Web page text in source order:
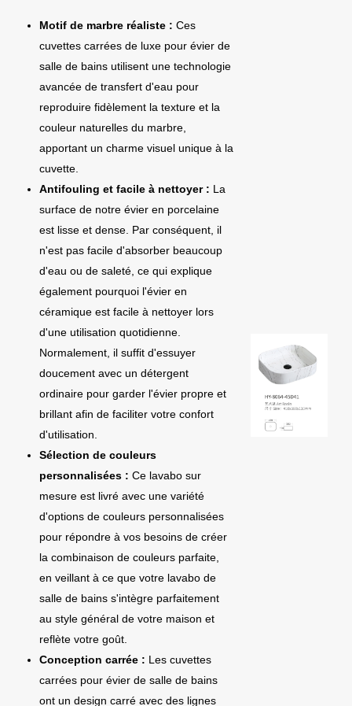
Motif de marbre réaliste : Ces
cuvettes carrées de luxe pour évier de
salle de bains utilisent une technologie
avancée de transfert d'eau pour
reproduire fidèlement la texture et la
couleur naturelles du marbre,
apportant un charme visuel unique à la
cuvette.
Antifouling et facile à nettoyer : La
surface de notre évier en porcelaine
est lisse et dense. Par conséquent, il
n'est pas facile d'absorber beaucoup
d'eau ou de saleté, ce qui explique
également pourquoi l'évier en
céramique est facile à nettoyer lors
d'une utilisation quotidienne.
Normalement, il suffit d'essuyer
doucement avec un détergent
ordinaire pour garder l'évier propre et
brillant afin de faciliter votre confort
d'utilisation.
Sélection de couleurs
personnalisées : Ce lavabo sur
mesure est livré avec une variété
d'options de couleurs personnalisées
pour répondre à vos besoins de créer
la combinaison de couleurs parfaite,
en veillant à ce que votre lavabo de
salle de bains s'intègre parfaitement
au style général de votre maison et
reflète votre goût.
Conception carrée : Les cuvettes
carrées pour évier de salle de bains
ont un design carré avec des lignes